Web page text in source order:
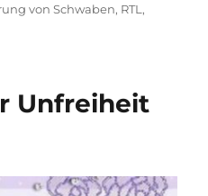
von Schwaben, RTL ,
Unfreiheit